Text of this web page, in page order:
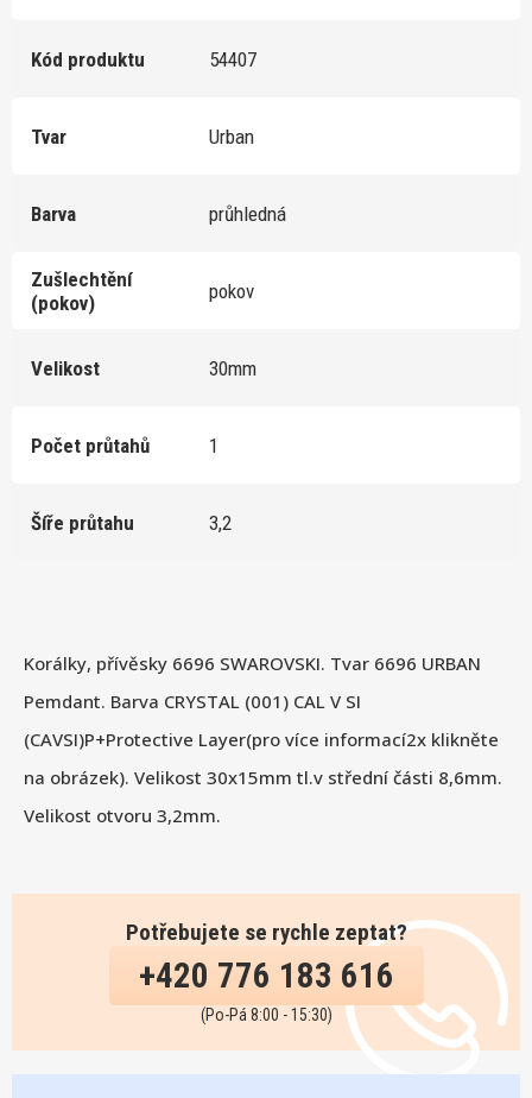
Korálky, přívěsky 6696 SWAROVSKI. Tvar 6696 URBAN
Pemdant. Barva CRYSTAL (001) CAL V SI
(CAVSI)P+Protective Layer(pro více informací2x klikněte
na obrázek). Velikost 30x15mm tl.v střední části 8,6mm.
Velikost otvoru 3,2mm.
Potřebujete se rychle zeptat?
+420 776 183 616
(Po-Pá 8:00 - 15:30)
Kód produktu 54407
Tvar Urban
Barva průhledná
Zušlechtění
(pokov)
pokov
Velikost 30mm
Počet průtahů 1
Šíře průtahu 3,2